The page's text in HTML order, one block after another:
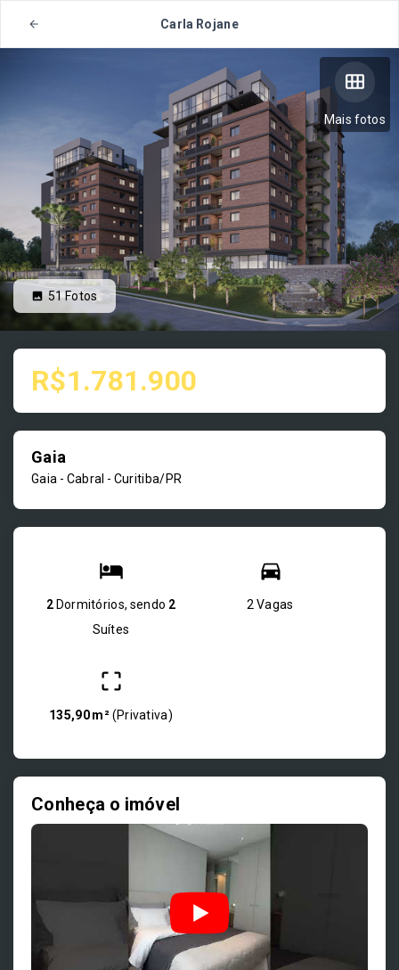
Carla Rojane
Mais fotos
51Fotos
R$1.781.900
Gaia
Gaia - Cabral - Curitiba/PR
2 Dormitórios, sendo 2
Suítes
2 Vagas
135,90 m²(Privativa)
Conheça o imóvel